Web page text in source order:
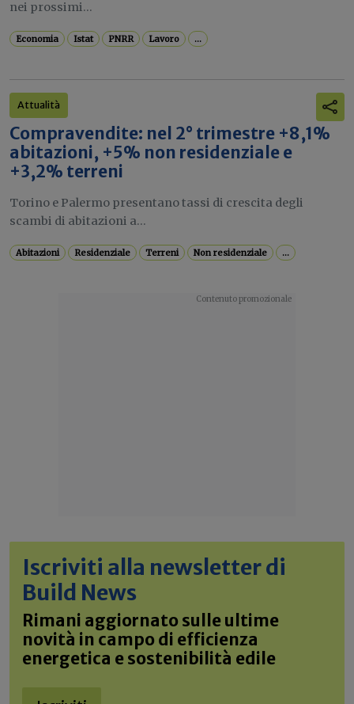
nei prossimi...
Economia Istat PNRR Lavoro ...
Attualità
Compravendite: nel 2° trimestre +8,1%
abitazioni, +5% non residenziale e
+3,2% terreni
Torino e Palermo presentano tassi di crescita degli
scambi di abitazioni a...
Abitazioni Residenziale Terreni Non residenziale ...
Iscriviti alla newsletter di
Build News
Rimani aggiornato sulle ultime
novità in campo di efficienza
energetica e sostenibilità edile